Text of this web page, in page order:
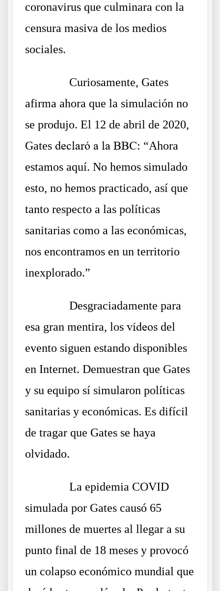
coronavirus que culminara con la
censura masiva de los medios
sociales.
Curiosamente, Gates
afirma ahora que la simulación no
se produjo. El 12 de abril de 2020,
Gates declaró a la BBC: “Ahora
estamos aquí. No hemos simulado
esto, no hemos practicado, así que
tanto respecto a las políticas
sanitarias como a las económicas,
nos encontramos en un territorio
inexplorado.”
Desgraciadamente para
esa gran mentira, los vídeos del
evento siguen estando disponibles
en Internet. Demuestran que Gates
y su equipo sí simularon políticas
sanitarias y económicas. Es difícil
de tragar que Gates se haya
olvidado.
La epidemia COVID
simulada por Gates causó 65
millones de muertes al llegar a su
punto final de 18 meses y provocó
un colapso económico mundial que